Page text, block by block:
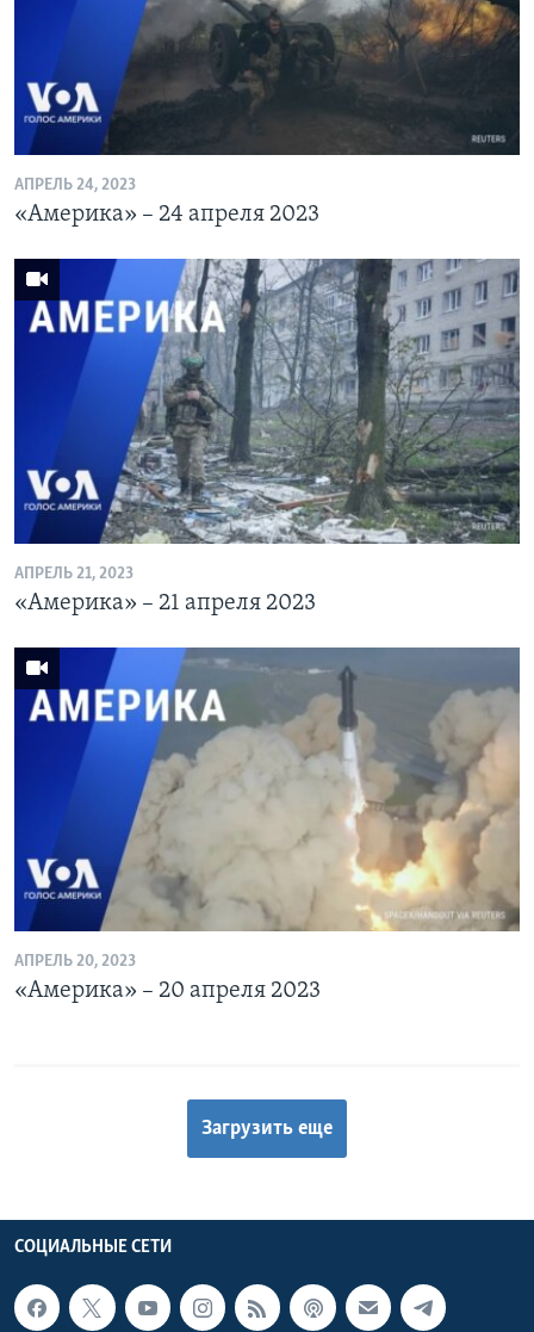
АПРЕЛЬ 24, 2023
«Америка» – 24 апреля 2023
АПРЕЛЬ 21, 2023
«Америка» – 21 апреля 2023
АПРЕЛЬ 20, 2023
«Америка» – 20 апреля 2023
Загрузить еще
СОЦИАЛЬНЫЕ СЕТИ